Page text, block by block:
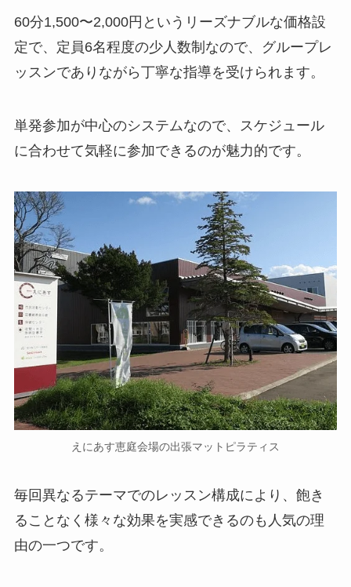
60分1,500〜2,000円というリーズナブルな価格設
定で、定員6名程度の少人数制なので、グループレ
ッスンでありながら丁寧な指導を受けられます。
単発参加が中心のシステムなので、スケジュール
に合わせて気軽に参加できるのが魅力的です。
えにあす恵庭会場の出張マットピラティス
毎回異なるテーマでのレッスン構成により、飽き
ることなく様々な効果を実感できるのも人気の理
由の一つです。